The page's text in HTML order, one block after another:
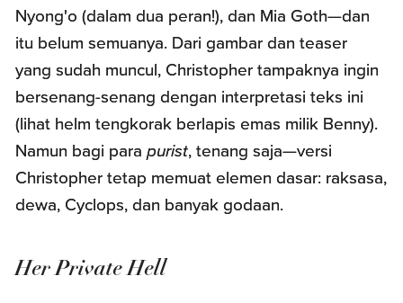
Nyong'o (dalam dua peran!), dan Mia Goth—dan
itu belum semuanya. Dari gambar dan teaser
yang sudah muncul, Christopher tampaknya ingin
bersenang-senang dengan interpretasi teks ini
(lihat helm tengkorak berlapis emas milik Benny).
Namun bagi parapurist, tenang saja—versi
Christopher tetap memuat elemen dasar: raksasa,
dewa, Cyclops, dan banyak godaan.
Her Private Hell